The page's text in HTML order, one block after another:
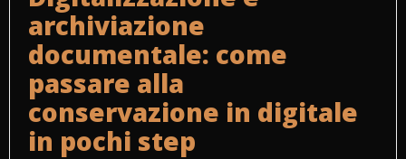
archiviazione
documentale: come
passare alla
conservazione in digitale
in pochi step